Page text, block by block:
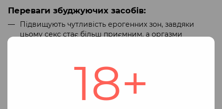
18+
Переваги збуджуючих засобів:
Підвищують чутливість ерогенних зон, завдяки
цьому секс стає більш приємним, а оргазми
Ви можете урізноманітнити свій сексуальних досвід
наносячи збуджуючий гель на різні місця - це
допоможе відкрити нові відчуття як для себе, так і